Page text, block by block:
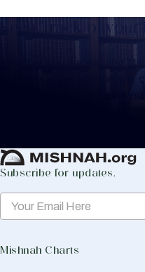
Keep Track of your
Whether you are learning
or for your own knowledge,
to help you keep track of
Subscribe for updates.
Mishnah Charts